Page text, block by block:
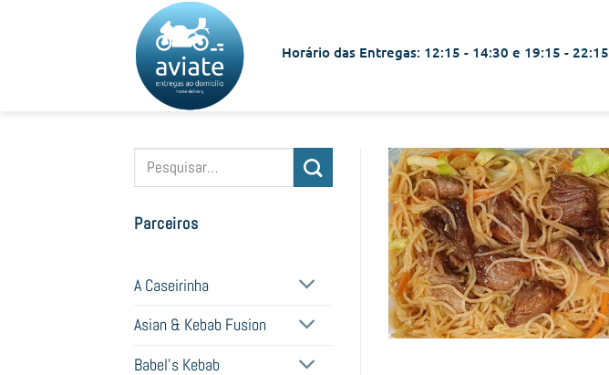
Horário das Entregas: 12:15 - 14:30 e 19:15 - 22:15
Pesquisar
Parceiros
A Caseirinha
Asian & Kebab Fusion
Babel's Kebab